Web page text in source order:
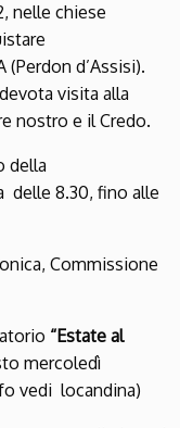
nelle chiese
(Perdon d’Assisi).
visita alla
nostro e il Credo.
della
delle 8.30, fino alle
Commissione
“Estate al
mercoledì
vedi locandina)